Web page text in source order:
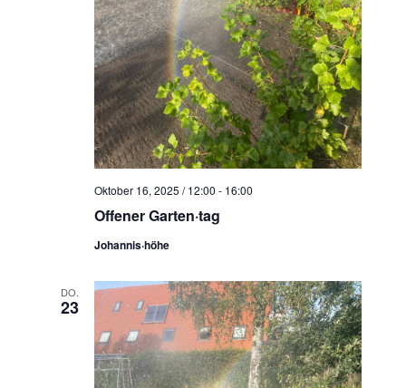
Offener Garten·tag
Oktober 16, 2025 / 12:00 - 16:00
Johannis·höhe
DO.
23